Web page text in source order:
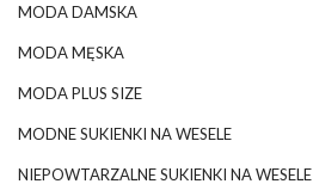
MODA DAMSKA
MODA MĘSKA
MODA PLUS SIZE
MODNE SUKIENKI NA WESELE
NIEPOWTARZALNE SUKIENKI NA WESELE